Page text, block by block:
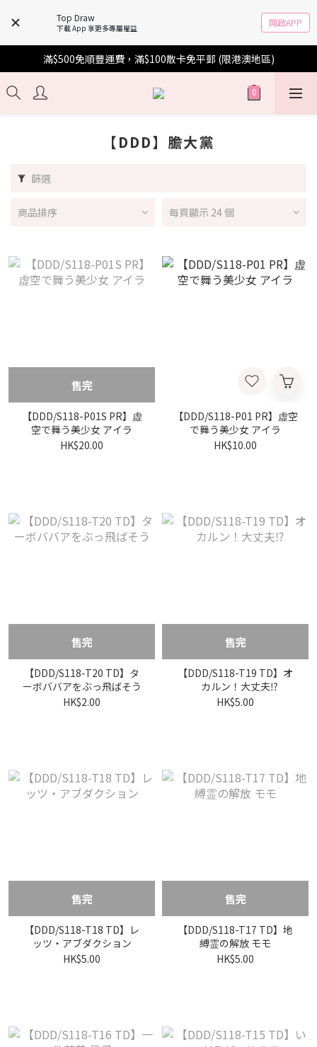
Top Draw
下載 App 享更多專屬權益 開啟APP
滿$500免順豐運費，滿$100散卡免平郵 (限港澳地區)
【DDD】膽大黨
篩選
商品排序 每頁顯示 24 個
售完
【DDD/S118-P01S PR】虚
空で舞う美少女 アイラ
HK$20.00
【DDD/S118-P01 PR】虚空
で舞う美少女 アイラ
HK$10.00
售完
【DDD/S118-T20 TD】タ
ーボババアをぶっ飛ばそう
HK$2.00
售完
【DDD/S118-T19 TD】オ
カルン！大丈夫⁉
HK$5.00
售完
【DDD/S118-T18 TD】レ
ッツ・アブダクション
HK$5.00
售完
【DDD/S118-T17 TD】地
縛霊の解放 モモ
HK$5.00